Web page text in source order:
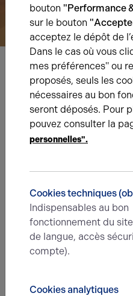
Nous avons hâte
prenez contact !
Nom*
E-mail*
bouton "Performance
sur le bouton
acceptez le dépôt de
Dans le cas où vous
mes préférences" ou
proposés, seuls les
nécessaires au bon
seront déposés. Pour
pouvez consulter la
personnelles".
Cookies techniques
Indispensables au bon
fonctionnement du
de langue, accès
compte).
Cookies analytiques